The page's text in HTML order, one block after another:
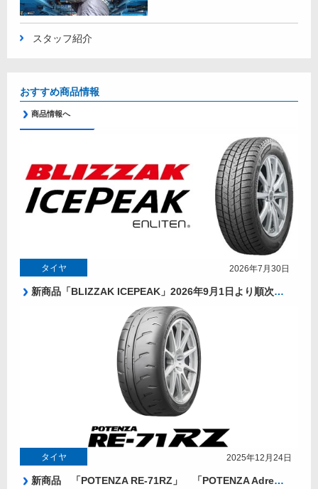
スタッフ紹介
おすすめ商品情報
商品情報へ
タイヤ 2026年7月30日
新商品「BLIZZAK ICEPEAK」2026年9月1日より順次発売。
タイヤ 2025年12月24日
新商品 「POTENZA RE-71RZ」 「POTENZA Adrenalin RE005」2026年2月より発売!